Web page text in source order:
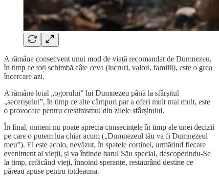
A rămâne consecvent unui mod de viață recomandat de Dumnezeu,
în timp ce toți schimbă câte ceva (lucruri, valori, familii), este o grea
încercare azi.
A rămâne loial „ogorului” lui Dumnezeu până la sfârșitul
„secerișului”, în timp ce alte câmpuri par a oferi mult mai mult, este
o provocare pentru creștinismul din zilele sfârșitului.
În final, nimeni nu poate aprecia consecințele în timp ale unei decizii
pe care o putem lua chiar acum („Dumnezeul tău va fi Dumnezeul
meu”). El este acolo, nevăzut, în spatele cortinei, urmărind fiecare
eveniment al vieții, și va întinde harul Său special, descoperindu-Se
la timp, refăcând vieți, înnoind speranțe, restaurând destine ce
păreau apuse pentru totdeauna.